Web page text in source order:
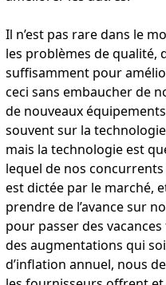
Il n’est pas rare dans le
les problèmes de qualité,
suffisamment pour
ceci sans embaucher de
de nouveaux
souvent sur la
mais la technologie est
lequel de nos
est dictée par le marché,
prendre de l’avance sur
pour passer des
des augmentations qui
d’inflation annuel, nous